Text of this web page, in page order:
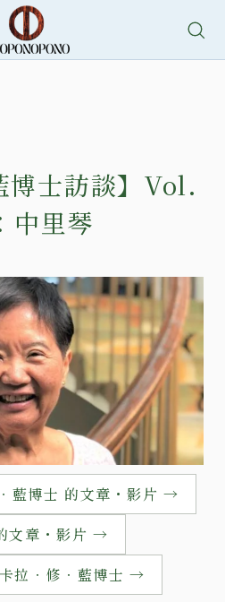
博士訪談】Vol.
中里琴
藍博士 的文章・影片 →
文章・影片 →
卡拉‧修‧藍博士 →